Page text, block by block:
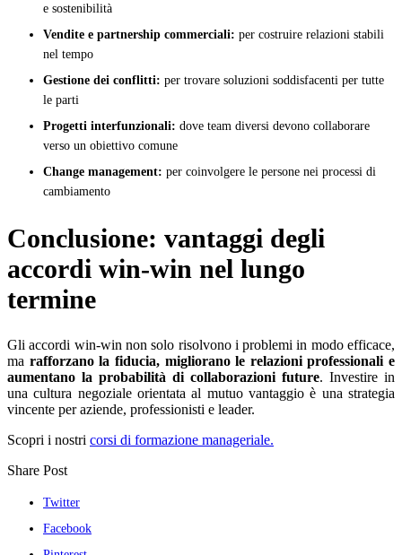
e sostenibilità
Vendite e partnership commerciali: per costruire relazioni stabili
nel tempo
Gestione dei conflitti: per trovare soluzioni soddisfacenti per tutte
le parti
Progetti interfunzionali: dove team diversi devono collaborare
verso un obiettivo comune
Change management: per coinvolgere le persone nei processi di
cambiamento
Conclusione: vantaggi degli
accordi win-win nel lungo
termine
Gli accordi win-win non solo risolvono i problemi in modo efficace,
ma rafforzano la fiducia, migliorano le relazioni professionali e
aumentano la probabilità di collaborazioni future. Investire in
una cultura negoziale orientata al mutuo vantaggio è una strategia
vincente per aziende, professionisti e leader.
Scopri i nostri corsi di formazione manageriale.
Share Post
Twitter
Facebook